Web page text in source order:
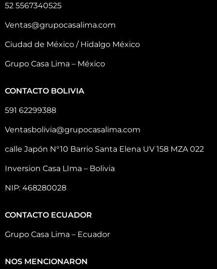
52 5567340525
Ventas@grupocasalima.com
Ciudad de México / Hidalgo México
Grupo Casa Lima – México
CONTACTO BOLIVIA
591 62299388
Ventasbolivia@grupocasalima.com
calle Japón N°10 Barrio Santa Elena UV 158 MZA 022
Inversion Casa LIma – Bolivia
NIP: 468280028
CONTACTO ECUADOR
Grupo Casa Lima – Ecuador
NOS MENCIONARON